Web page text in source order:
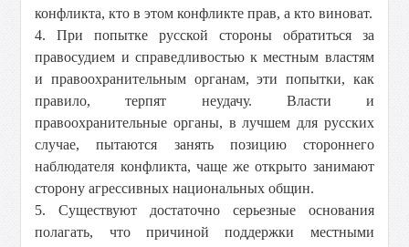
конфликта, кто в этом конфликте прав, а кто виноват.
4. При попытке русской стороны обратиться за
правосудием и справедливостью к местным властям
и правоохранительным органам, эти попытки, как
правило, терпят неудачу. Власти и
правоохранительные органы, в лучшем для русских
случае, пытаются занять позицию стороннего
наблюдателя конфликта, чаще же открыто занимают
сторону агрессивных национальных общин.
5. Существуют достаточно серьезные основания
полагать, что причиной поддержки местными